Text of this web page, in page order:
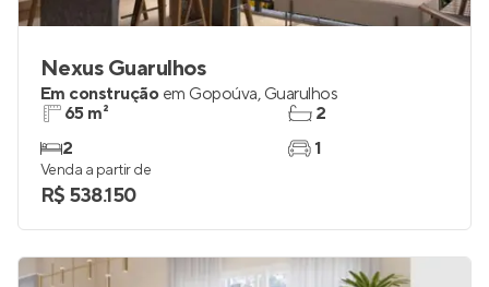
Nexus Guarulhos
Em construção em Gopoúva, Guarulhos
65 m²
2
2
1
Venda a partir de
R$ 538.150